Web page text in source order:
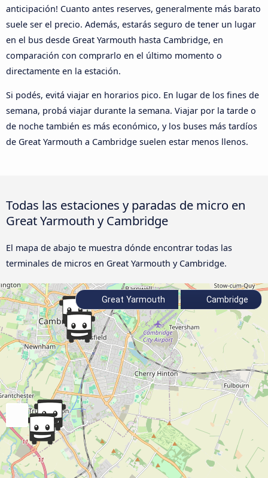
anticipación! Cuanto antes reserves, generalmente más barato
suele ser el precio. Además, estarás seguro de tener un lugar
en el bus desde Great Yarmouth hasta Cambridge, en
comparación con comprarlo en el último momento o
directamente en la estación.
Si podés, evitá viajar en horarios pico. En lugar de los fines de
semana, probá viajar durante la semana. Viajar por la tarde o
de noche también es más económico, y los buses más tardíos
de Great Yarmouth a Cambridge suelen estar menos llenos.
Todas las estaciones y paradas de micro en
Great Yarmouth y Cambridge
El mapa de abajo te muestra dónde encontrar todas las
terminales de micros en Great Yarmouth y Cambridge.
Great Yarmouth Cambridge